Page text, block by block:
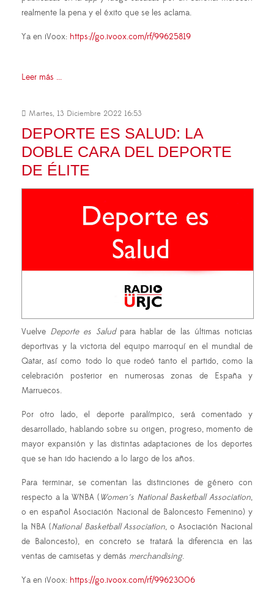
realmente la pena y el éxito que se les aclama.
Ya en iVoox: https://go.ivoox.com/rf/99625819
Leer más ...
Martes, 13 Diciembre 2022 16:53
DEPORTE ES SALUD: LA
DOBLE CARA DEL DEPORTE
DE ÉLITE
Vuelve Deporte es Saludpara hablar de las últimas noticias
deportivas y la victoria del equipo marroquí en el mundial de
Qatar, así como todo lo que rodeó tanto el partido, como la
celebración posterior en numerosas zonas de España y
Marruecos.
Por otro lado, el deporte paralímpico, será comentado y
desarrollado, hablando sobre su origen, progreso, momento de
mayor expansión y las distintas adaptaciones de los deportes
que se han ido haciendo a lo largo de los años.
Para terminar, se comentan las distinciones de género con
respecto a la WNBA (Women´s National Basketball Association,
o en español Asociación Nacional de Baloncesto Femenino) y
la NBA (National Basketball Association, o Asociación Nacional
de Baloncesto), en concreto se tratará la diferencia en las
ventas de camisetas y demás merchandising.
Ya en iVoox: https://go.ivoox.com/rf/99623006